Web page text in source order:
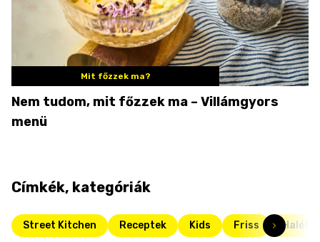
Mit főzzek ma?
Nem tudom, mit főzzek ma – Villámgyors
menü
Címkék, kategóriák
Street Kitchen Receptek Kids Friss